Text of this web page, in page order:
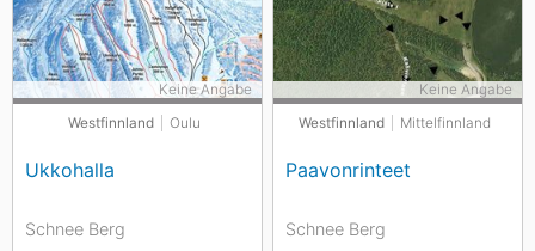
Westfinnland Oulu
Ukkohalla
Keine Angabe
Schnee Berg
Westfinnland Mittelfinnland
Paavonrinteet
Keine Angabe
Schnee Berg